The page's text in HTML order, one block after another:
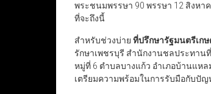
พระชนมพรรษา 90 พรรษา 12 สิงหาค
ที่จะถึงนี้
สำหรับช่วงบ่าย ที่ปรึกษารัฐมนตรีเกษ
รักษาเพชรบุรี สำนักงานชลประทาน
หมู่ที่ 6 ตำบลบางแก้ว อำเภอบ้านแหล
เตรียมความพร้อมในการรับมือกับปั